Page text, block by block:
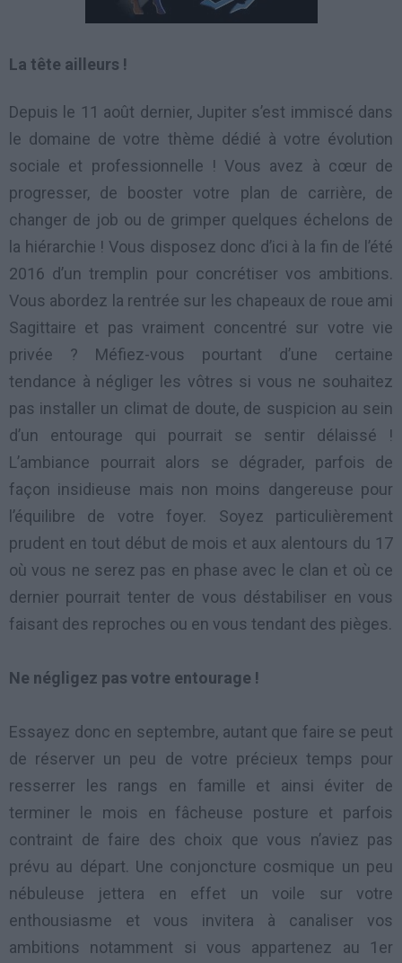
La tête ailleurs !
Depuis le 11 août dernier, Jupiter s’est immiscé dans
le domaine de votre thème dédié à votre évolution
sociale et professionnelle ! Vous avez à cœur de
progresser, de booster votre plan de carrière, de
changer de job ou de grimper quelques échelons de
la hiérarchie ! Vous disposez donc d’ici à la fin de l’été
2016 d’un tremplin pour concrétiser vos ambitions.
Vous abordez la rentrée sur les chapeaux de roue ami
Sagittaire et pas vraiment concentré sur votre vie
privée ? Méfiez-vous pourtant d’une certaine
tendance à négliger les vôtres si vous ne souhaitez
pas installer un climat de doute, de suspicion au sein
d’un entourage qui pourrait se sentir délaissé !
L’ambiance pourrait alors se dégrader, parfois de
façon insidieuse mais non moins dangereuse pour
l’équilibre de votre foyer. Soyez particulièrement
prudent en tout début de mois et aux alentours du 17
où vous ne serez pas en phase avec le clan et où ce
dernier pourrait tenter de vous déstabiliser en vous
faisant des reproches ou en vous tendant des pièges.
Ne négligez pas votre entourage !
Essayez donc en septembre, autant que faire se peut
de réserver un peu de votre précieux temps pour
resserrer les rangs en famille et ainsi éviter de
terminer le mois en fâcheuse posture et parfois
contraint de faire des choix que vous n’aviez pas
prévu au départ. Une conjoncture cosmique un peu
nébuleuse jettera en effet un voile sur votre
enthousiasme et vous invitera à canaliser vos
ambitions notamment si vous appartenez au 1er